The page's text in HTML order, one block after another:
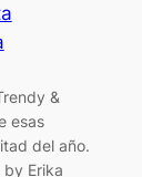
&
esas
del año.
Erika